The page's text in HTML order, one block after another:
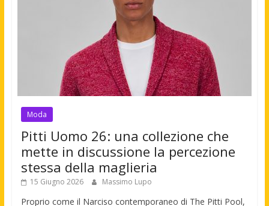
Moda
Pitti Uomo 26: una collezione che
mette in discussione la percezione
stessa della maglieria
15 Giugno 2026 Massimo Lupo
Proprio come il Narciso contemporaneo di The Pitti Pool,